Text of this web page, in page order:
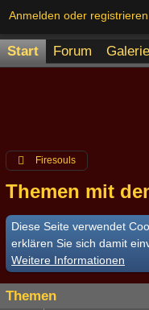
Anmelden oder registrieren
Start Forum Galerie
Firesouls
Themen mit
Diese Seite verwendet
erklären Sie sich damit
Weitere Informationen
Themen